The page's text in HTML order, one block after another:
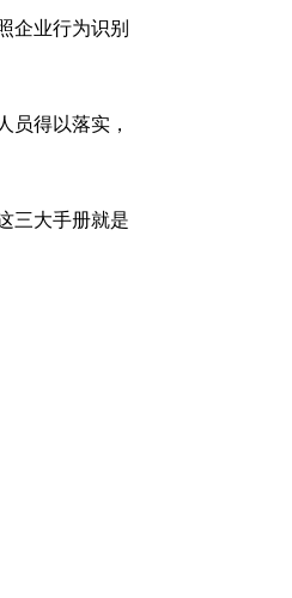
企业行为识别
员得以落实，
三大手册就是